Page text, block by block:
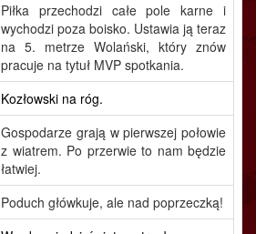
Piłka przechodzi całe pole karne i
wychodzi poza boisko. Ustawia ją teraz
na 5. metrze Wolański, który znów
pracuje na tytuł MVP spotkania.
Kozłowski na róg.
Gospodarze grają w pierwszej połowie
z wiatrem. Po przerwie to nam będzie
łatwiej.
Poduch główkuje, ale nad poprzeczką!